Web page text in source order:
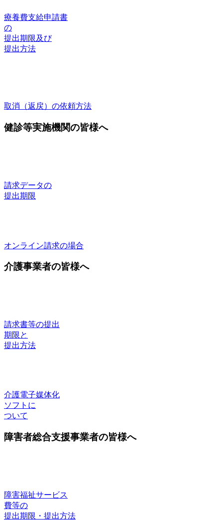
療養費支給申請書
の
提出期限及び
提出方法
取消（返戻）の依頼方法
健診等実施機関の皆様へ
請求データの
提出期限
オンライン請求の場合
介護事業者の皆様へ
請求書等の提出
期限と
提出方法
介護電子媒体化
ソフトに
ついて
障害者総合支援事業者の皆様へ
障害福祉サービス
費等の
提出期限・提出方法